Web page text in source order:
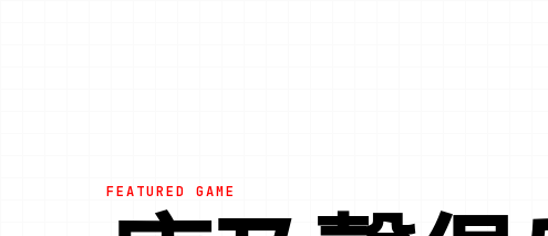
FEATURED GAME